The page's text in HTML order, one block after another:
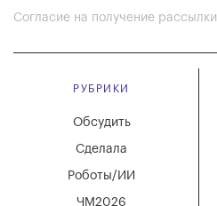
Согласие на получение рассылки
РУБРИКИ
Обсудить
Сделала
Роботы/ИИ
ЧМ2026